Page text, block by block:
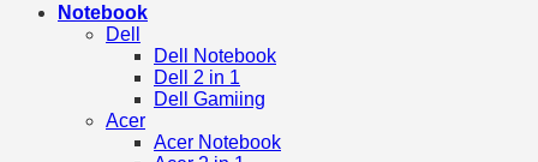
Notebook
Dell
Dell Notebook
Dell 2 in 1
Dell Gamiing
Acer
Acer Notebook